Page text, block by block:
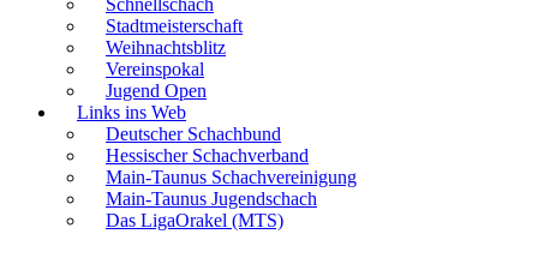
Schnellschach
Stadtmeisterschaft
Weihnachtsblitz
Vereinspokal
Jugend Open
Links ins Web
Deutscher Schachbund
Hessischer Schachverband
Main-Taunus Schachvereinigung
Main-Taunus Jugendschach
Das LigaOrakel (MTS)